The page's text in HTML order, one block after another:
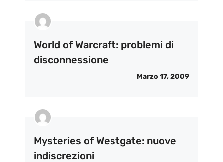
World of Warcraft: problemi di
disconnessione
Marzo 17, 2009
Mysteries of Westgate: nuove
indiscrezioni